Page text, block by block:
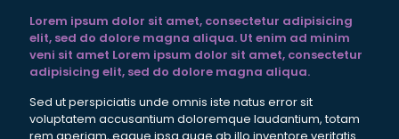
Lorem ipsum dolor sit amet, consectetur adipisicing
elit, sed do dolore magna aliqua. Ut enim ad minim
veni sit amet Lorem ipsum dolor sit amet, consectetur
adipisicing elit, sed do dolore magna aliqua.
Sed ut perspiciatis unde omnis iste natus error sit
voluptatem accusantium doloremque laudantium, totam